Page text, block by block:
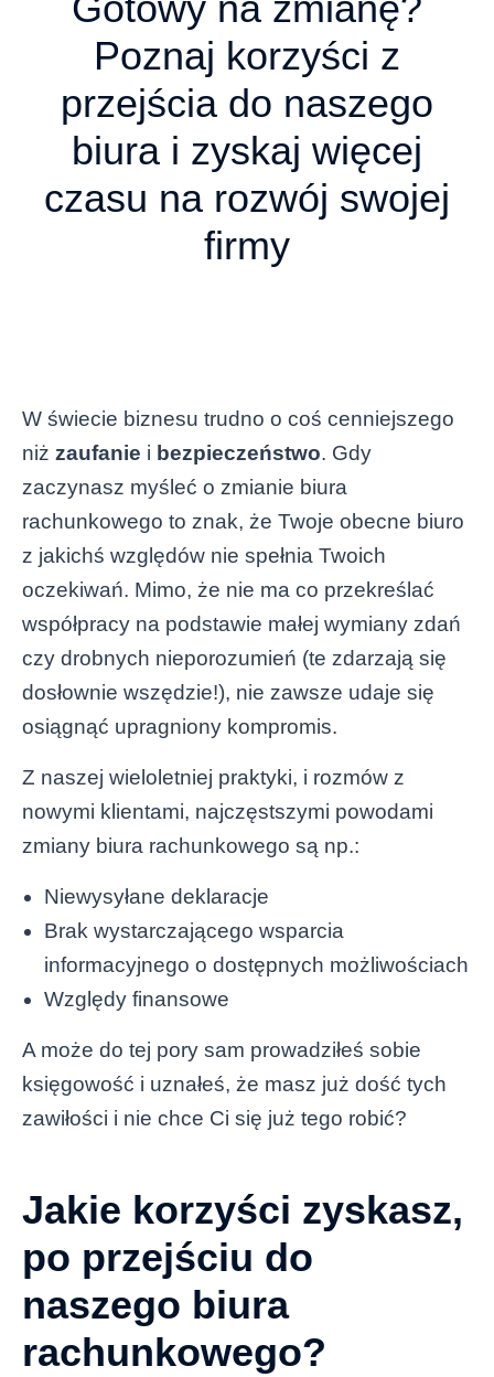
Poznaj korzyści z
przejścia do naszego
biura i zyskaj więcej
czasu na rozwój swojej
firmy
W świecie biznesu trudno o coś cenniejszego
niż zaufanie i bezpieczeństwo. Gdy
zaczynasz myśleć o zmianie biura
rachunkowego to znak, że Twoje obecne biuro
z jakichś względów nie spełnia Twoich
oczekiwań. Mimo, że nie ma co przekreślać
współpracy na podstawie małej wymiany zdań
czy drobnych nieporozumień (te zdarzają się
dosłownie wszędzie!), nie zawsze udaje się
osiągnąć upragniony kompromis.
Z naszej wieloletniej praktyki, i rozmów z
nowymi klientami, najczęstszymi powodami
zmiany biura rachunkowego są np.:
Niewysyłane deklaracje
Brak wystarczającego wsparcia
informacyjnego o dostępnych możliwościach
Względy finansowe
A może do tej pory sam prowadziłeś sobie
księgowość i uznałeś, że masz już dość tych
zawiłości i nie chce Ci się już tego robić?
Jakie korzyści zyskasz,
po przejściu do
naszego biura
rachunkowego?